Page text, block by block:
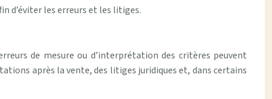
d’éviter les erreurs et les litiges.
de mesure ou d’interprétation des critères peuvent
après la vente, des litiges juridiques et, dans certains